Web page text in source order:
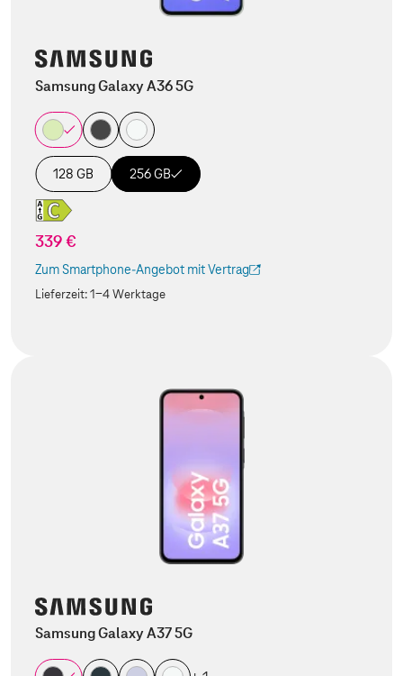
Samsung Galaxy A36 5G
128 GB 256 GB
339 €
Zum Smartphone-Angebot mit Vertrag
(Der Link wird in einem neuen Tab geöffnet)
Lieferzeit:1-4 Werktage
Samsung Galaxy A37 5G